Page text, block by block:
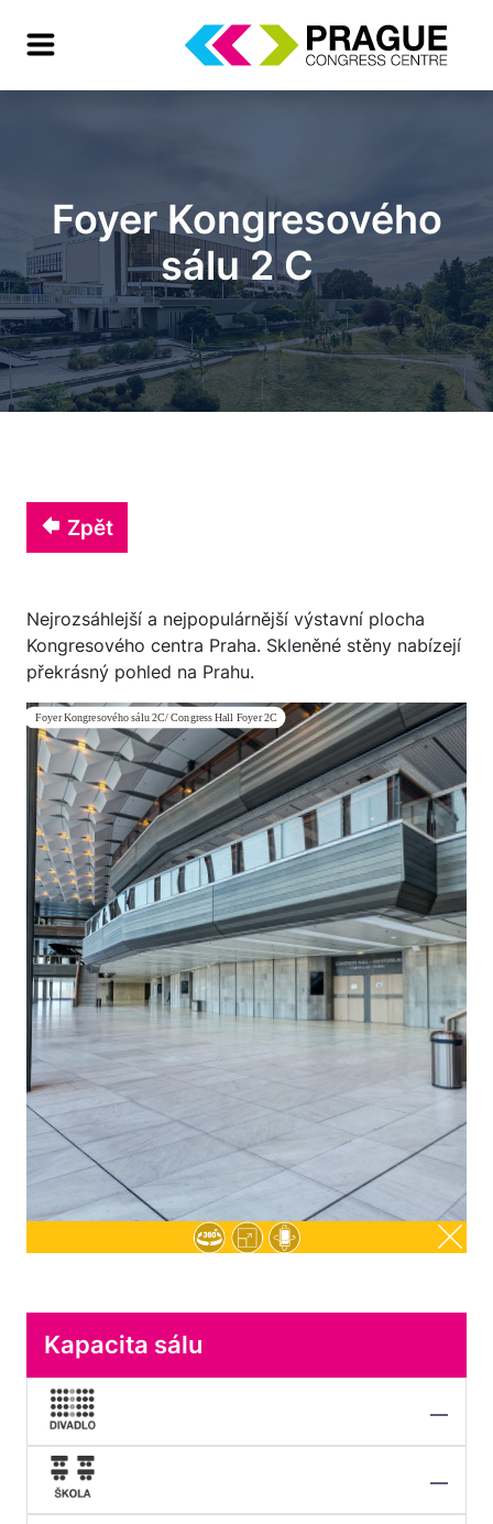
Foyer Kongresového
sálu 2 C
Zpět
Nejrozsáhlejší a nejpopulárnější výstavní plocha
Kongresového centra Praha. Skleněné stěny nabízejí
překrásný pohled na Prahu.
Kapacita sálu
—
—